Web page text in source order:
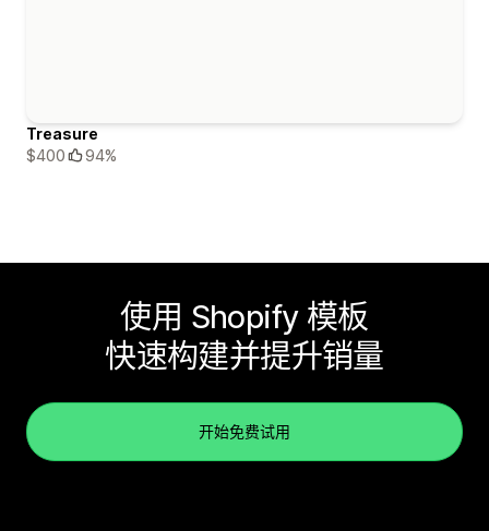
Treasure
$400
94%
使用 Shopify 模板
快速构建并提升销量
开始免费试用